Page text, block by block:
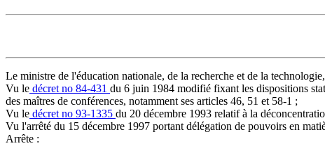
Le ministre de l'éducation nationale, de la recherche et de la technologie,
Vu le décret no 84-431 du 6 juin 1984 modifié fixant les dispositions
des maîtres de conférences, notamment ses articles 46, 51 et 58-1 ;
Vu le décret no 93-1335 du 20 décembre 1993 relatif à la
Vu l'arrêté du 15 décembre 1997 portant délégation de pouvoirs en
Arrête :